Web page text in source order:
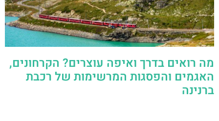
מה רואים בדרך ואיפה עוצרים? הקרחונים,
האגמים והפסגות המרשימות של רכבת
ברנינה